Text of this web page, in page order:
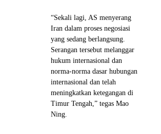
“Sekali lagi, AS menyerang
Iran dalam proses negosiasi
yang sedang berlangsung.
Serangan tersebut melanggar
hukum internasional dan
norma-norma dasar hubungan
internasional dan telah
meningkatkan ketegangan di
Timur Tengah,” tegas Mao
Ning.